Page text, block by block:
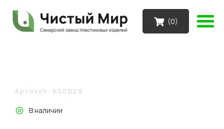
(0)
Артикул: K00029
В наличии